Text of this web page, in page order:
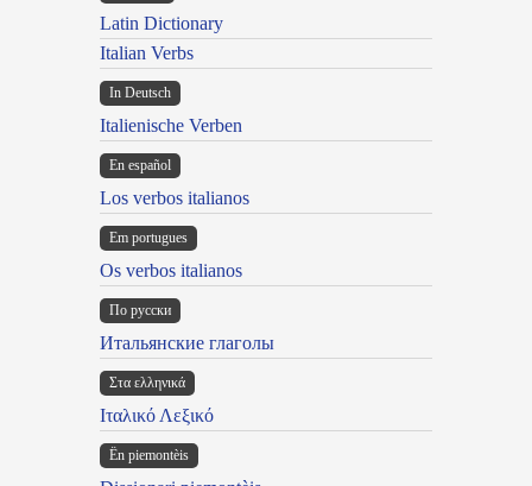
Latin Dictionary
Italian Verbs
In Deutsch
Italienische Verben
En español
Los verbos italianos
Em portugues
Os verbos italianos
По русски
Итальянские глаголы
Στα ελληνικά
Ιταλικό Λεξικό
Ën piemontèis